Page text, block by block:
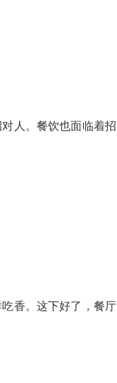
人。餐饮也面临着招
香。这下好了，餐厅